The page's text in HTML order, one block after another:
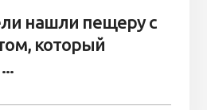
нашли пещеру с
который